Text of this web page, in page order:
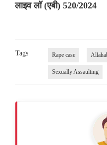
लाइव लॉ (एबी) 520/2024
Tags Rape case
Sexually Assaulting